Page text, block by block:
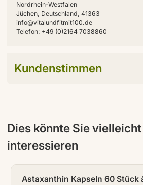
Nordrhein-Westfalen
Jüchen, Deutschland, 41363
info@vitalundfitmit100.de
Telefon: +49 (0)2164 7038860
Kundenstimmen
Dies könnte Sie
interessieren
Astaxanthin Kapseln 60 Stück